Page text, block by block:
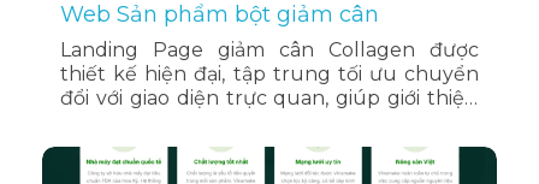
Web Sản phẩm bột giảm cân
Landing Page giảm cân Collagen được
thiết kế hiện đại, tập trung tối ưu chuyển
đổi với giao diện trực quan, giúp giới thiệu
phản hồi khách hàng và thu thập đơn
hàng nhanh chóng.